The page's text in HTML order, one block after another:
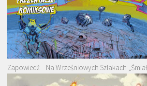
Zapowiedź – Na Wrześniowych Szlakach